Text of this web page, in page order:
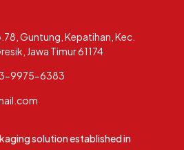
solution established in
Guntung, Kepatihan, Kec.
Jawa Timur 61174
9975-6383